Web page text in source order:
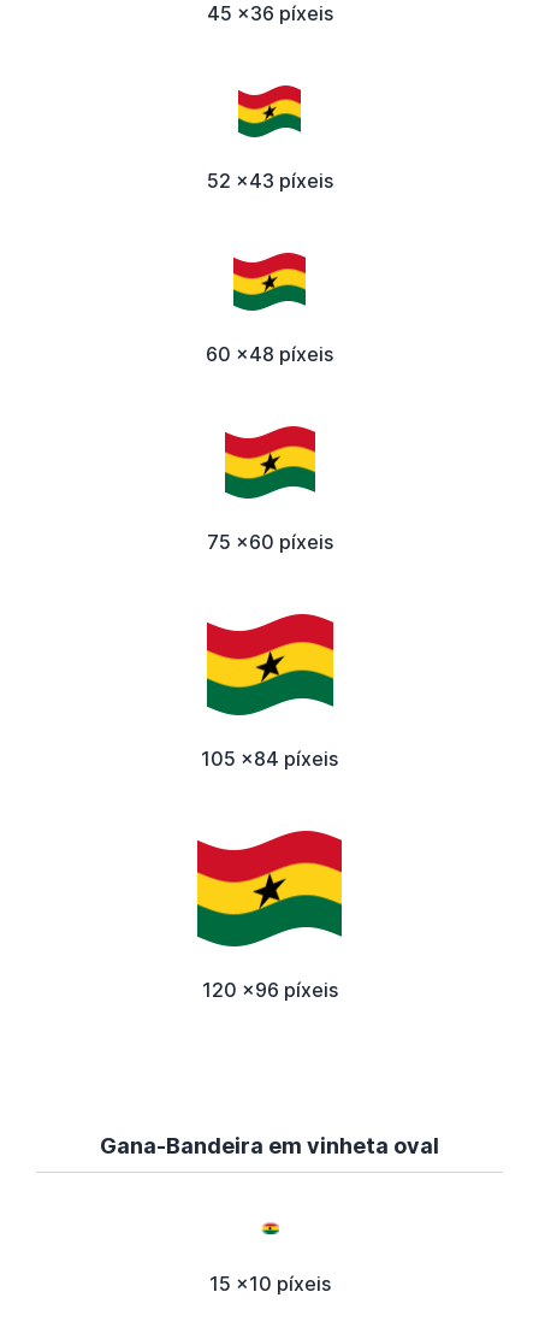
45 x36 píxeis
52 x43 píxeis
60 x48 píxeis
75 x60 píxeis
105 x84 píxeis
120 x96 píxeis
Gana-Bandeira em vinheta oval
15 x10 píxeis